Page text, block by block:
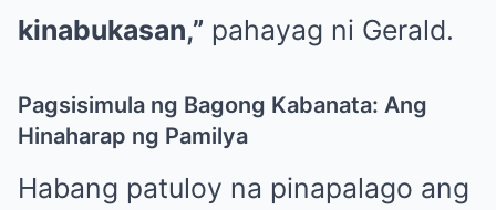
kinabukasan,” pahayag ni Gerald.
Pagsisimula ng Bagong Kabanata: Ang
Hinaharap ng Pamilya
Habang patuloy na pinapalago ang